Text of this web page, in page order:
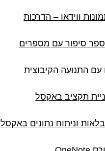
ווידאו – הדרכות
סיפור עם מספרים
עם התנועה הקיבוצית
תקציב באקסל
וניתוח נתונים באקסל